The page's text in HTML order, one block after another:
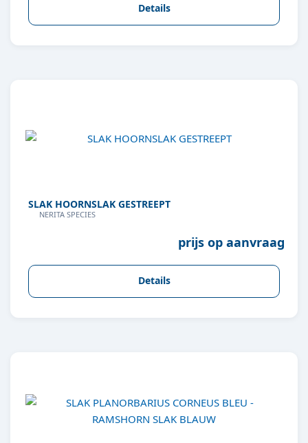
Details
SLAK HOORNSLAK GESTREEPT
NERITA SPECIES
prijs op aanvraag
Details